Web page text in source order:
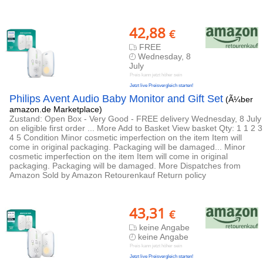
42,88 €
FREE
Wednesday, 8
July
Preis kann jetzt höher sein
Jetzt live Preisvergleich starten!
Philips Avent Audio Baby Monitor and Gift Set (Ã¼ber
amazon.de Marketplace)
Zustand: Open Box - Very Good - FREE delivery Wednesday, 8 July
on eligible first order ... More Add to Basket View basket Qty: 1 1 2 3
4 5 Condition Minor cosmetic imperfection on the item Item will
come in original packaging. Packaging will be damaged... Minor
cosmetic imperfection on the item Item will come in original
packaging. Packaging will be damaged. More Dispatches from
Amazon Sold by Amazon Retourenkauf Return policy
43,31 €
keine Angabe
keine Angabe
Preis kann jetzt höher sein
Jetzt live Preisvergleich starten!